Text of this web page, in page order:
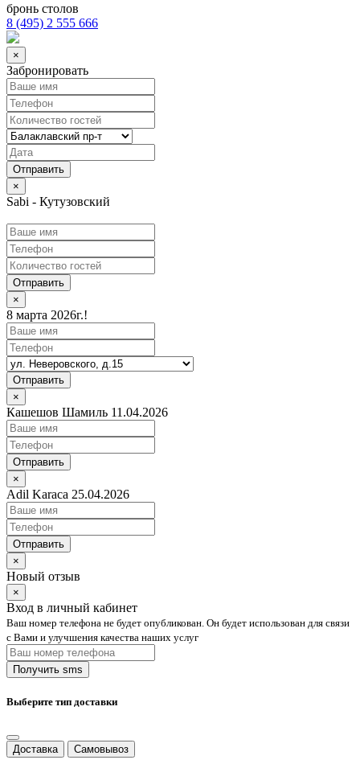
бронь столов
8 (495) 2 555 666
×
Забронировать
×
Sabi - Кутузовский
Отправить
×
8 марта 2026г.!
Отправить
×
Кашешов Шамиль 11.04.2026
Отправить
×
Adil Karaca 25.04.2026
Отправить
×
Новый отзыв
×
Вход в личный кабинет
Ваш номер телефона не будет опубликован. Он будет использован для связи
с Вами и улучшения качества наших услуг
Выберите тип доставки
Доставка Самовывоз